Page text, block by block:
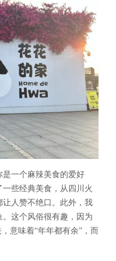
一个麻辣美食的爱好
些经典美食，从四川火
人赞不绝口。此外，我
这个风俗很有趣，因为
意味着“年年都有余”，而